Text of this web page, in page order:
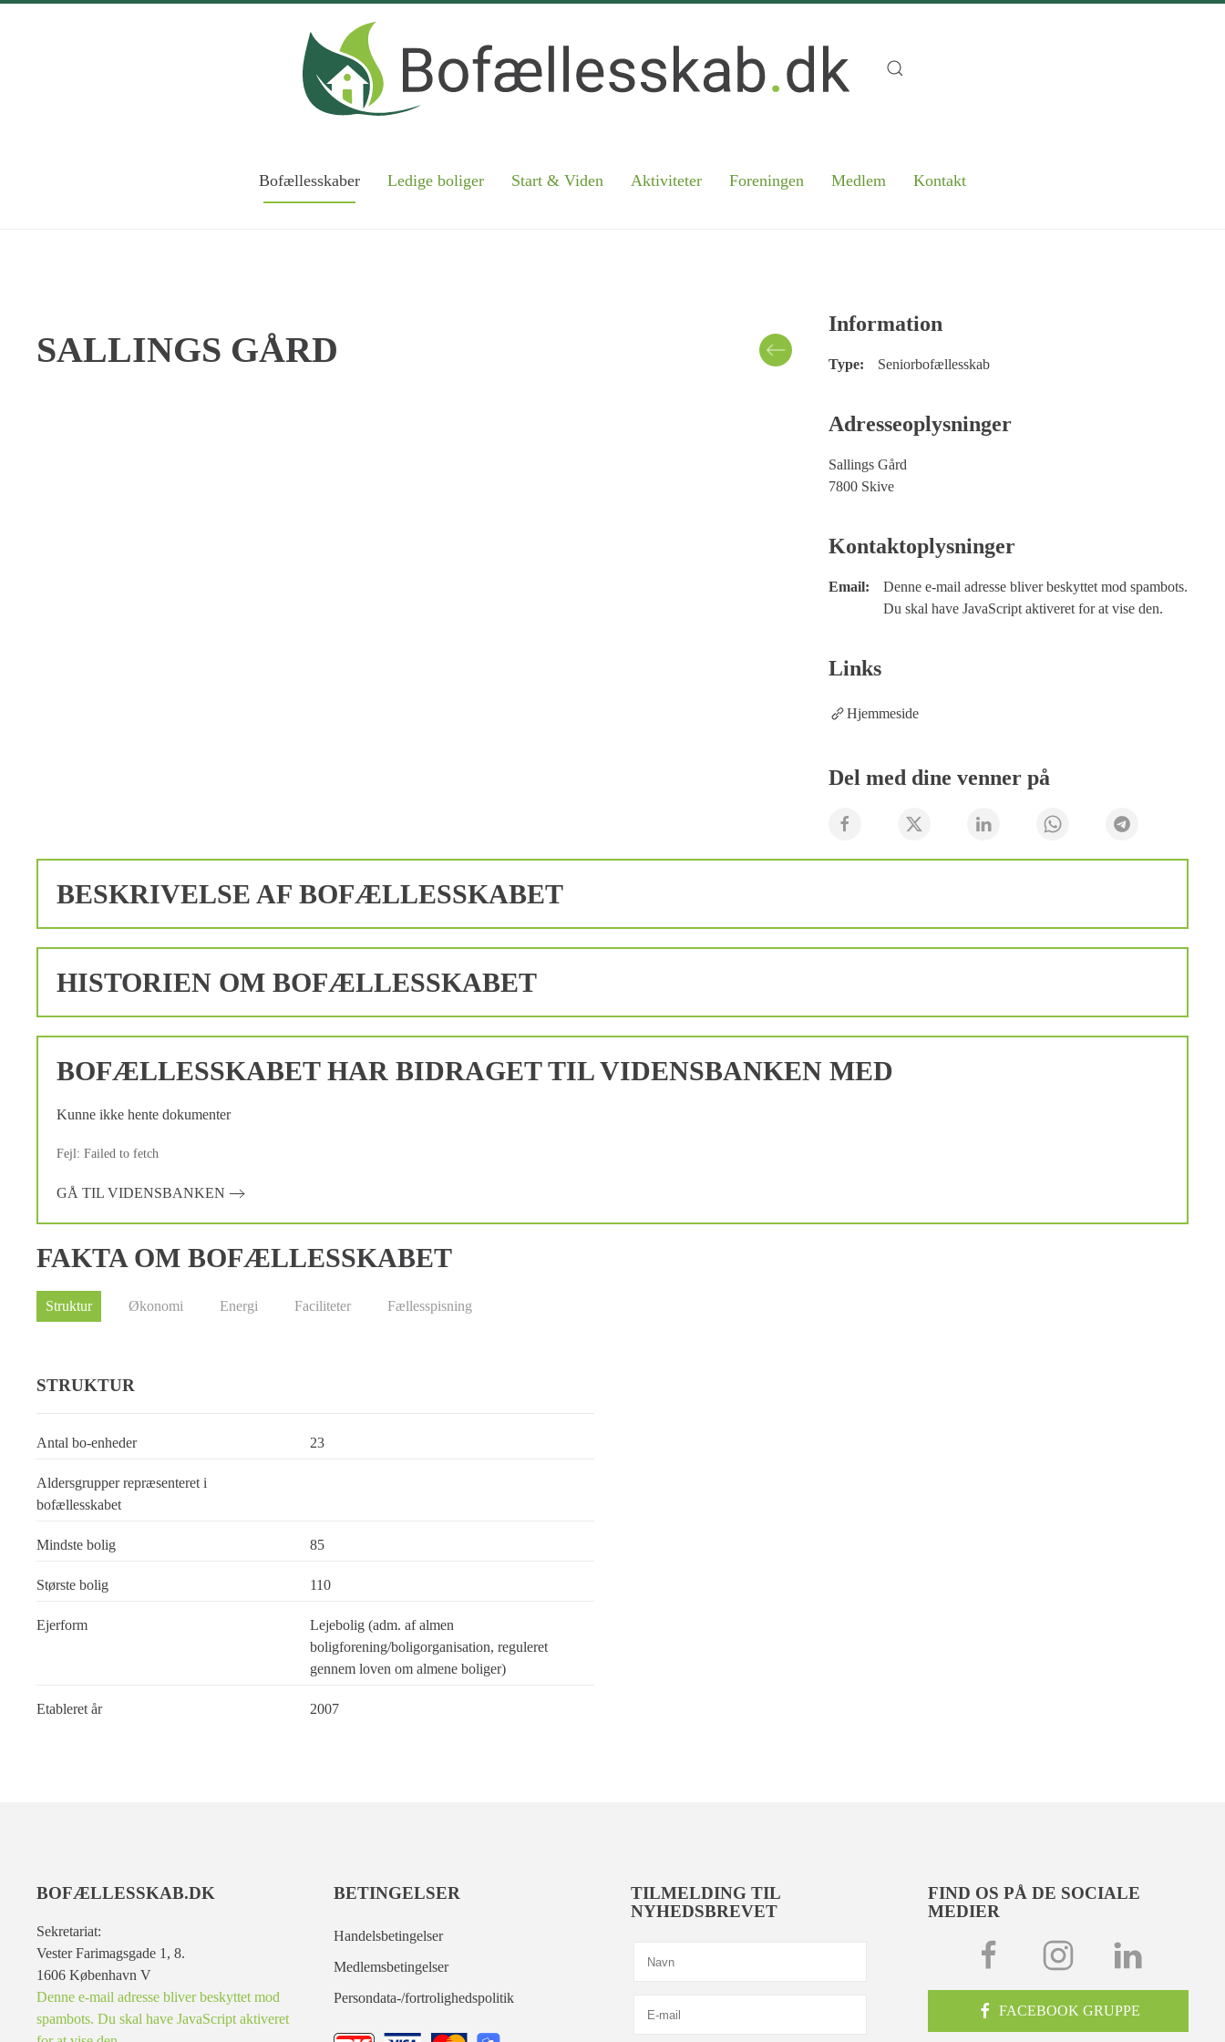
Bofællesskaber Ledige boliger Start & Viden Aktiviteter Foreningen Medlem Kontakt
SALLINGS GÅRD
Information
Type: Seniorbofællesskab
Adresseoplysninger
Sallings Gård
7800 Skive
Kontaktoplysninger
Email:
Denne e-mail adresse bliver beskyttet mod spambots.
Du skal have JavaScript aktiveret for at vise den.
Links
Hjemmeside
Del med dine venner på
BESKRIVELSE AF BOFÆLLESSKABET
HISTORIEN OM BOFÆLLESSKABET
BOFÆLLESSKABET HAR BIDRAGET TIL VIDENSBANKEN MED
Kunne ikke hente dokumenter
Fejl: Failed to fetch
GÅ TIL VIDENSBANKEN
FAKTA OM BOFÆLLESSKABET
Struktur Økonomi Energi Faciliteter Fællesspisning
STRUKTUR
Antal bo-enheder 23
Aldersgrupper repræsenteret i
bofællesskabet
Mindste bolig 85
Største bolig 110
Ejerform
Lejebolig (adm. af almen
boligforening/boligorganisation, reguleret
gennem loven om almene boliger)
Etableret år 2007
BOFÆLLESSKAB.DK
Sekretariat:
Vester Farimagsgade 1, 8.
1606 København V
Denne e-mail adresse bliver beskyttet mod
spambots. Du skal have JavaScript aktiveret
BETINGELSER
Handelsbetingelser
Medlemsbetingelser
Persondata-/fortrolighedspolitik
TILMELDING TIL
NYHEDSBREVET
FIND OS PÅ DE SOCIALE
MEDIER
FACEBOOK GRUPPE